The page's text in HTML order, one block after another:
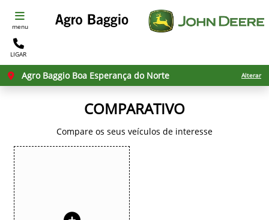
menu
LIGAR
Agro Baggio Boa Esperança do Norte Alterar
COMPARATIVO
Compare os seus veículos de interesse